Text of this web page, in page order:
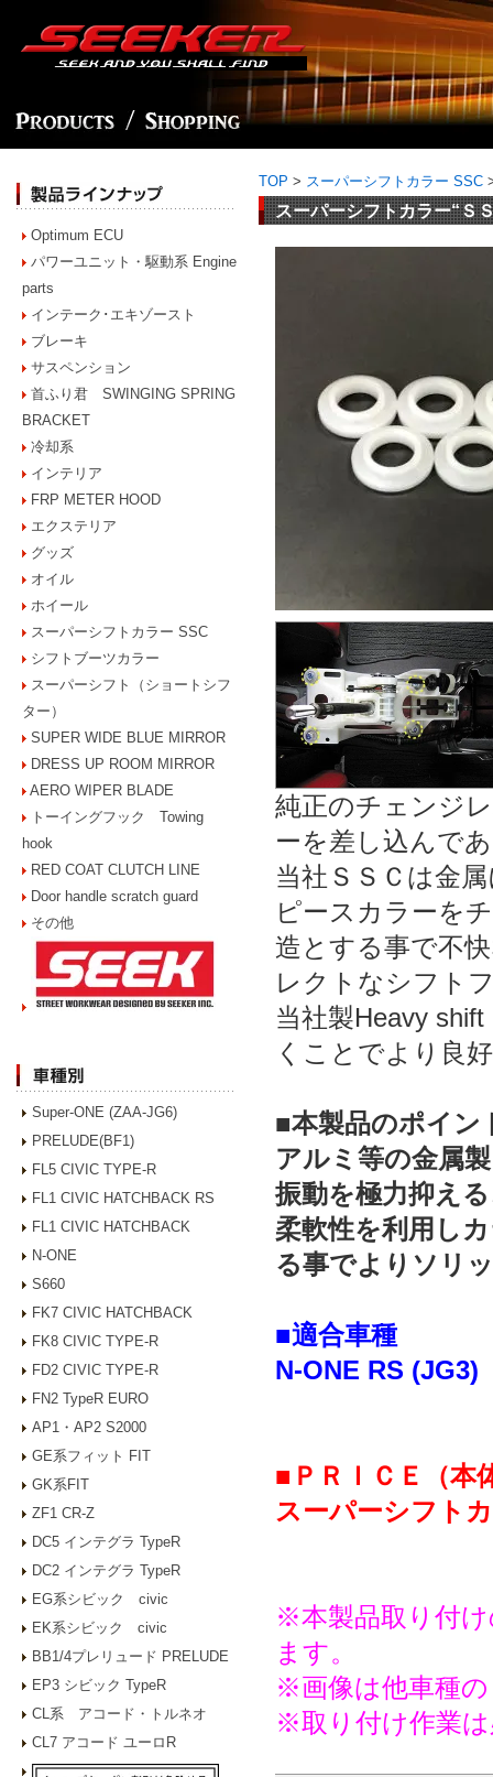
Optimum ECU
パワーユニット・駆動系 Engine
parts
インテーク･エキゾースト
ブレーキ
サスペンション
首ふり君 SWINGING SPRING
BRACKET
冷却系
インテリア
FRP METER HOOD
エクステリア
グッズ
オイル
ホイール
スーパーシフトカラー SSC
シフトブーツカラー
スーパーシフト（ショートシフ
ター）
SUPER WIDE BLUE MIRROR
DRESS UP ROOM MIRROR
AERO WIPER BLADE
トーイングフック Towing
hook
RED COAT CLUTCH LINE
Door handle scratch guard
その他
Super-ONE (ZAA-JG6)
PRELUDE(BF1)
FL5 CIVIC TYPE-R
FL1 CIVIC HATCHBACK RS
FL1 CIVIC HATCHBACK
N-ONE
S660
FK7 CIVIC HATCHBACK
FK8 CIVIC TYPE-R
FD2 CIVIC TYPE-R
FN2 TypeR EURO
AP1・AP2 S2000
GE系フィット FIT
GK系FIT
ZF1 CR-Z
DC5 インテグラ TypeR
DC2 インテグラ TypeR
EG系シビック civic
EK系シビック civic
BB1/4プレリュード PRELUDE
EP3 シビック TypeR
CL系 アコード・トルネオ
CL7 アコード ユーロR
TOP > スーパーシフトカラー SSC
スーパーシフトカラー“Ｓ
純正のチェンジ
ーを差し込んで
当社ＳＳＣは金
ピースカラーを
造とする事で不
レクトなシフト
当社製Heavy
くことでより良
■本製品のポイン
アルミ等の金属
振動を極力抑え
柔軟性を利用し
る事でよりソリ
■適合車種
N-ONE RS
■ＰＲＩＣＥ（本
スーパーシフト
※本製品取り付
ます。
※画像は他車種
※取り付け作業